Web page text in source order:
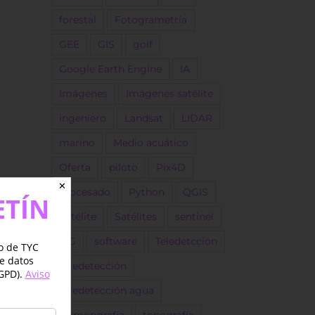
forestal Fotogrametría
GEE GIS golf
Google Earth Engine IA
Imágenes Imágenes satélite
ingeniero Landsat LIDAR
marino Medio acuático
Oferta piloto Pix4D
procesado Python QGIS
Satélite Satélites sentinel
SIG software Teledetcción
Teledetección
Teledetección agua
✕
de TYC
datos
Aviso